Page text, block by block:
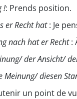
!: Prends position.
er Recht hat: Je
nach hat er Recht:
der Ansicht/
Meinung/ diesen
un point de